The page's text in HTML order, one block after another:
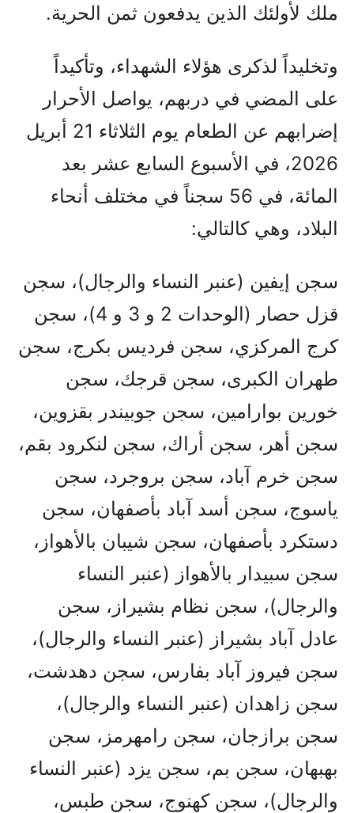
ملك لأولئك الذين يدفعون ثمن الحرية.
وتخليداً لذكرى هؤلاء الشهداء، وتأكيداً
على المضي في دربهم، يواصل الأحرار
إضرابهم عن الطعام يوم الثلاثاء 21 أبريل
2026، في الأسبوع السابع عشر بعد
المائة، في 56 سجناً في مختلف أنحاء
البلاد، وهي كالتالي:
سجن إيفين (عنبر النساء والرجال)، سجن
قزل حصار (الوحدات 2 و 3 و 4)، سجن
كرج المركزي، سجن فرديس بكرج، سجن
طهران الكبرى، سجن قرجك، سجن
خورين بوارامين، سجن جوبيندر بقزوين،
سجن أهر، سجن أراك، سجن لنكرود بقم،
سجن خرم آباد، سجن بروجرد، سجن
ياسوج، سجن أسد آباد بأصفهان، سجن
دستكرد بأصفهان، سجن شيبان بالأهواز،
سجن سبيدار بالأهواز (عنبر النساء
والرجال)، سجن نظام بشيراز، سجن
عادل آباد بشيراز (عنبر النساء والرجال)،
سجن فيروز آباد بفارس، سجن دهدشت،
سجن زاهدان (عنبر النساء والرجال)،
سجن برازجان، سجن رامهرمز، سجن
بهبهان، سجن بم، سجن يزد (عنبر النساء
والرجال)، سجن كهنوج، سجن طبس،